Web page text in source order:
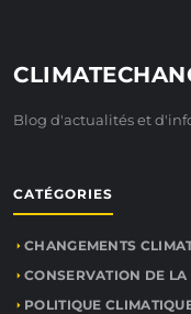
Blog d'actualités et
CATÉGORIES
CHANGEMENTS
CONSERVATION DE
POLITIQUE